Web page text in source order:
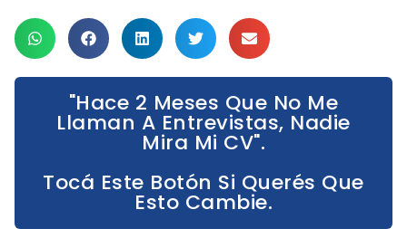
"Hace 2 Meses Que No Me
Llaman A Entrevistas, Nadie
Mira Mi CV".
Tocá Este Botón Si Querés Que
Esto Cambie.